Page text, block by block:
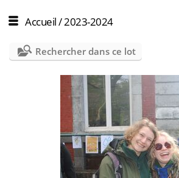
Accueil/2023-2024
Rechercher dans ce lot